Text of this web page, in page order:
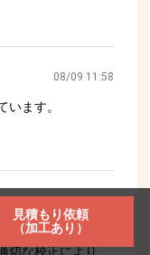
見積もり依頼
（加工あり）